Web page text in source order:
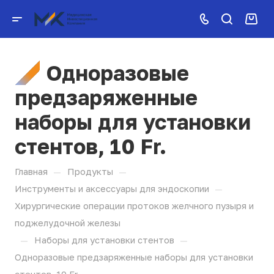
Одноразовые
предзаряженные
наборы для установки
стентов, 10 Fr.
Главная — Продукты —
Инструменты и аксессуары для эндоскопии —
Хирургические операции протоков желчного пузыря и
поджелудочной железы
— Наборы для установки стентов —
Одноразовые предзаряженные наборы для установки